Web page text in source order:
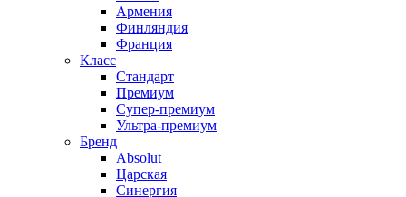
Армения
Финляндия
Франция
Класс
Стандарт
Премиум
Супер-премиум
Ультра-премиум
Бренд
Absolut
Царская
Синергия